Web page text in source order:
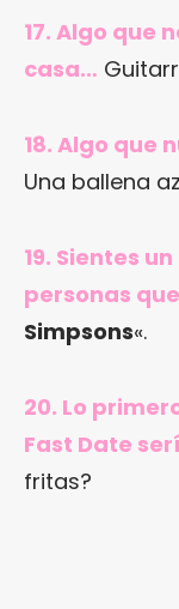
17. Algo que
casa…
18. Algo que
Una ballena
19. Sientes
personas
Simpsons«.
20. Lo
Fast Date
fritas?